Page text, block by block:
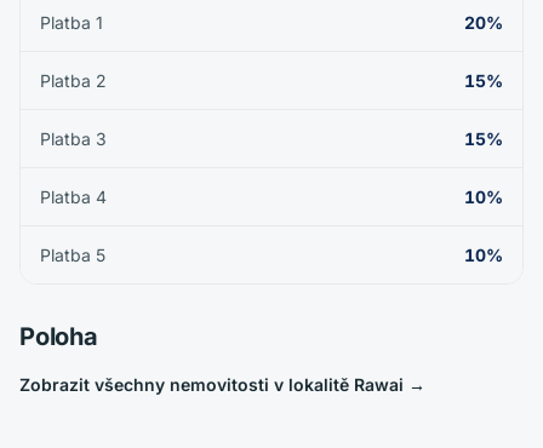
Platba 1 20%
Platba 2 15%
Platba 3 15%
Platba 4 10%
Platba 5 10%
Poloha
Zobrazit všechny nemovitosti v lokalitě Rawai →